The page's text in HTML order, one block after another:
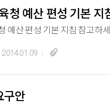
청 예산 편성 기본 지
2014.01.09
구안